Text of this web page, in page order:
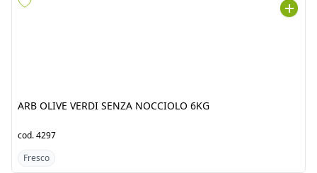
ARB OLIVE VERDI SENZA
cod.4297
Fresco
ARB OLIVE VERDI PICCANTI